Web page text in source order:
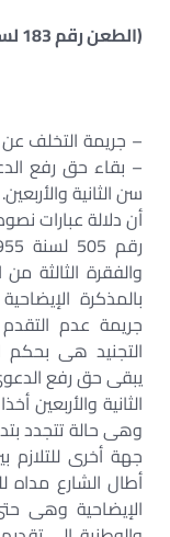
(الطعن رقم 183 لسنة 43 ق جلسة 7/5/1973 س24 ص610)
– جريمة التخلف عن
– بقاء حق رفع
سن الثانية والأربعين.
بالمذكرة
جريمة عدم التقدم
التجنيد هى بحكم
يبقى حق رفع
الثانية
وهى حالة تتجدد
جهة أخرى
أطال الشارع مداه
الإيضاحية وهى